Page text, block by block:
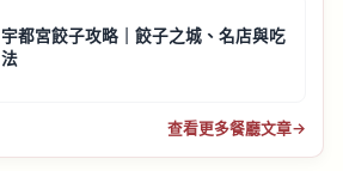
宇都宮餃子攻略｜餃子之城、名店與吃
法
查看更多餐廳文章→